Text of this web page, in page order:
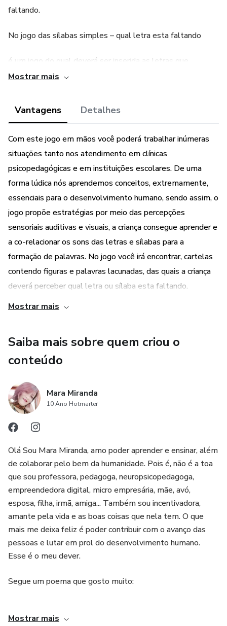
faltando.
No jogo das sílabas simples – qual letra esta faltando
é um jogo do qual deverá ser inserida as letras que
um pouco mais de conhecimento, pois serão
trabalhados os encontros consonantais, dígrafos e
sílabas complexas. Poderá solicitar que soletre as
palavras, classifique-as e perceba a quantidade de
sílabas contidas em cada palavra.
Com esse jogo você irá despertar o interesse do
aprendente, além de estimular a consciência
fonológica e a compreensão quanto à relação do som
Mostrar mais
Vantagens Detalhes
Com este jogo em mãos você poderá trabalhar inúmeras
situações tanto nos atendimento em clínicas
psicopedagógicas e em instituições escolares. De uma
forma lúdica nós aprendemos conceitos, extremamente,
essenciais para o desenvolvimento humano, sendo assim, o
jogo propõe estratégias por meio das percepções
sensoriais auditivas e visuais, a criança consegue aprender e
a co-relacionar os sons das letras e sílabas para a
formação de palavras. No jogo você irá encontrar, cartelas
contendo figuras e palavras lacunadas, das quais a criança
deverá perceber qual letra ou sílaba esta faltando.
Desta forma você irá despertar o interesse do aprendente,
compreensão quanto à relação do som fonema à
representação da escrita gráfica. Com o jogo, além das
para serem aplicadas, também contem cartelas em outro
anexo com as sílabas complexas, contendo mais 15
cartelas e extras trabalhando outras situações mais três
cartelas, desta forma você estará estimulando a criança a
se desenvolver tanto as suas capacidades de percepções
viso espaciais, auditivas e motoras, como a capacidade de
memorização, fixação por meio da prática. Com o jogo das
sílabas simples e complexas, você terá como brinde:
- Brinde 1: Jogo Silabário Nível (é um jogo bem bacana
onde tem figuras, letras para a junção e formação de
palavras simples);
inúmeros contextos como atenção, jogo dos pontos,
Mostrar mais
Saiba mais sobre quem criou o
conteúdo
Mara Miranda
10 Ano Hotmarter
Olá Sou Mara Miranda, amo poder aprender e ensinar, além
de colaborar pelo bem da humanidade. Pois é, não é a toa
que sou professora, pedagoga, neuropsicopedagoga,
empreendedora digital, micro empresária, mãe, avó,
esposa, filha, irmã, amiga... Também sou incentivadora,
amante pela vida e as boas coisas que nela tem. O que
mais me deixa feliz é poder contribuir com o avanço das
pessoas e lutar em prol do desenvolvimento humano.
Esse é o meu dever.
Segue um poema que gosto muito:
Mostrar mais